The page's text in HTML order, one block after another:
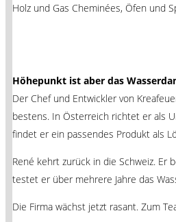
Holz und Gas Cheminées, Öfen und
Höhepunkt ist aber das
Der Chef und Entwickler von
bestens. In Österreich richtet er als
findet er ein passendes Produkt als
René kehrt zurück in die Schweiz. Er
testet er über mehrere Jahre das
Die Firma wächst jetzt rasant. Zum